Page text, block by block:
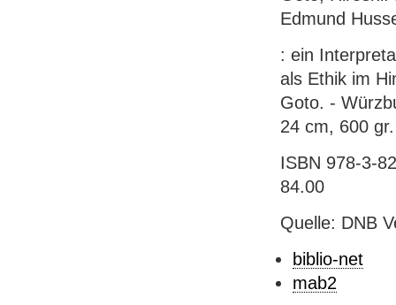
Edmund
: ein
als Ethik im
Goto. -
24 cm, 600
ISBN 978-3-
84.00
Quelle: DNB
biblio-net
mab2